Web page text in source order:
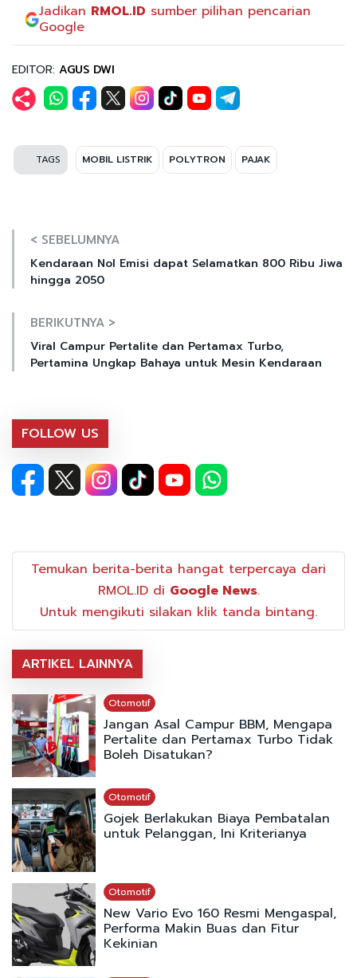
Jadikan RMOL.ID sumber pilihan pencarian
Google
EDITOR: AGUS DWI
TAGS MOBIL LISTRIK POLYTRON PAJAK
< SEBELUMNYA
Kendaraan Nol Emisi dapat Selamatkan 800 Ribu Jiwa
hingga 2050
BERIKUTNYA >
Viral Campur Pertalite dan Pertamax Turbo,
Pertamina Ungkap Bahaya untuk Mesin Kendaraan
FOLLOW US
Temukan berita-berita hangat terpercaya dari
RMOL.ID di Google News.
Untuk mengikuti silakan klik tanda bintang.
ARTIKEL LAINNYA
Otomotif
Jangan Asal Campur BBM, Mengapa
Pertalite dan Pertamax Turbo Tidak
Boleh Disatukan?
Otomotif
Gojek Berlakukan Biaya Pembatalan
untuk Pelanggan, Ini Kriterianya
Otomotif
New Vario Evo 160 Resmi Mengaspal,
Performa Makin Buas dan Fitur
Kekinian